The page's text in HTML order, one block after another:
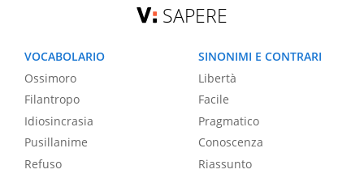
SAPERE
VOCABOLARIO
Ossimoro
Filantropo
Idiosincrasia
Pusillanime
Refuso
SINONIMI E CONTRARI
Libertà
Facile
Pragmatico
Conoscenza
Riassunto